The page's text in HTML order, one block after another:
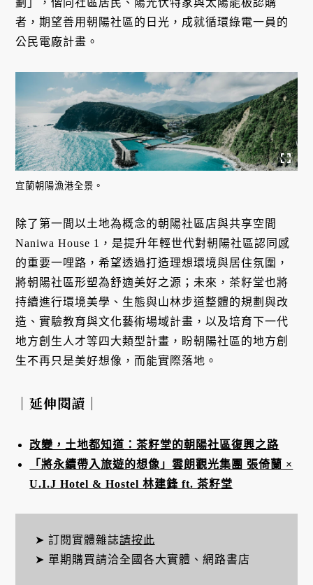
者，期望善用朝陽社區的日光，成就循環綠電一員的
公民電廠計畫。
宜蘭朝陽漁港全景。
除了第一間以土地為概念的朝陽社區店與共享空間
Naniwa House 1，是提升年輕世代對朝陽社區認同感
的重要一哩路，希望透過打造理想環境與居住氛圍，
將朝陽社區形塑為舒適美好之源；未來，茶籽堂也將
持續進行環境美學、生態與山林步道整體的規劃與改
造、實驗教育與文化藝術場域計畫，以及培育下一代
地方創生人才等四大類型計畫，盼朝陽社區的地方創
生不再只是美好想像，而能實際落地。
｜延伸閱讀｜
改變，土地都知道：茶籽堂的朝陽社區復興之路
「將永續帶入旅遊的想像」雲朗觀光集團 張倚蘭 ×
U.I.J Hotel & Hostel 林建鋒 ft. 茶籽堂
➤ 訂閱實體雜誌請按此
➤ 單期購買請洽全國各大實體、網路書店